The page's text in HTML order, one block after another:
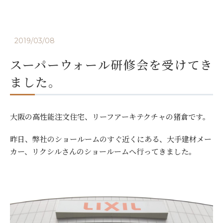
2019/03/08
スーパーウォール研修会を受けてき
ました。
大阪の高性能注文住宅、リーフアーキテクチャの猪倉です。
昨日、弊社のショールームのすぐ近くにある、大手建材メー
カー、リクシルさんのショールームへ行ってきました。